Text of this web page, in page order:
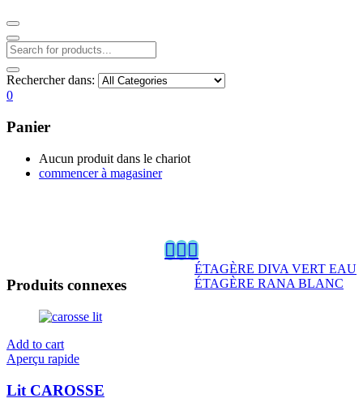
Rechercher dans:
0
Panier
Aucun produit dans le chariot
commencer à magasiner
ÉTAGÈRE DIVA VERT EAU
ÉTAGÈRE RANA BLANC
Produits connexes
Add to cart
Aperçu rapide
Lit CAROSSE